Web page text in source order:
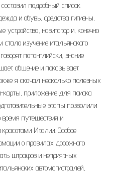
подробный список
и обувь, средства гигиены,
навигатор и, конечно
изучение итальянского
по-английски, знание
общение и показывает
я скачал несколько полезных
карты, приложение для поиска
этапы позволили
путешествия и
Италии. Особое
о правилах дорожного
штрафов и неприятных
автомагистралей,